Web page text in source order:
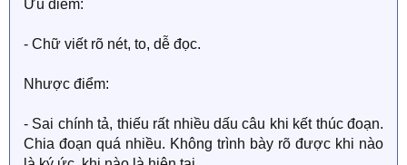
Ưu điểm:
- Chữ viết rõ nét, to, dễ đọc.
Nhược điểm:
- Sai chính tả, thiếu rất nhiều dấu câu khi kết thúc đoạn.
Chia đoạn quá nhiều. Không trình bày rõ được khi nào